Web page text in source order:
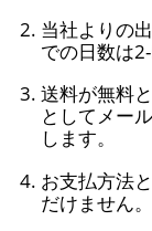
当社よりの
での日数は
送料が無料
としてメー
します。
お支払方法
だけません。